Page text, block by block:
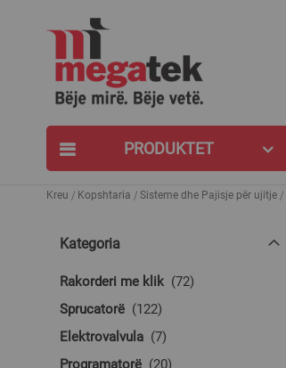
PRODUKTET
Kreu Kopshtaria Sisteme dhe Pajisje për ujitje
Kategoria
Rakorderi me klik 72produkte
Sprucatorë
122produkte
Elektrovalvula
7produkte
Programatorë
20produkte